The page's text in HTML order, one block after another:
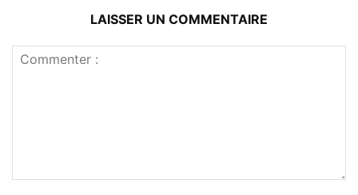
LAISSER UN COMMENTAIRE